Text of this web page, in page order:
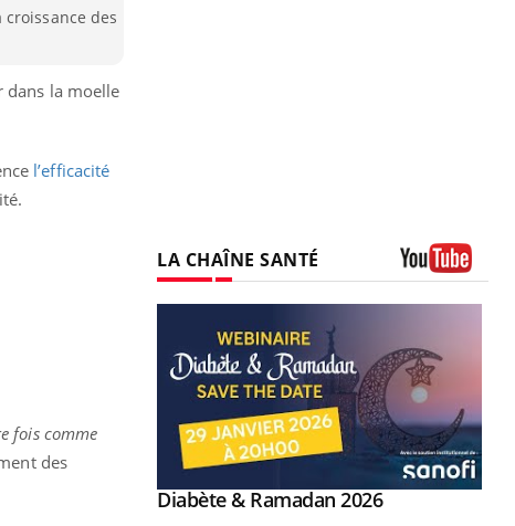
des
dans la moelle
l’efficacité
fois comme
des
LA CHAÎNE SANTÉ
Mains : se Youtube
Diabète & Ramadan 2026Youtube